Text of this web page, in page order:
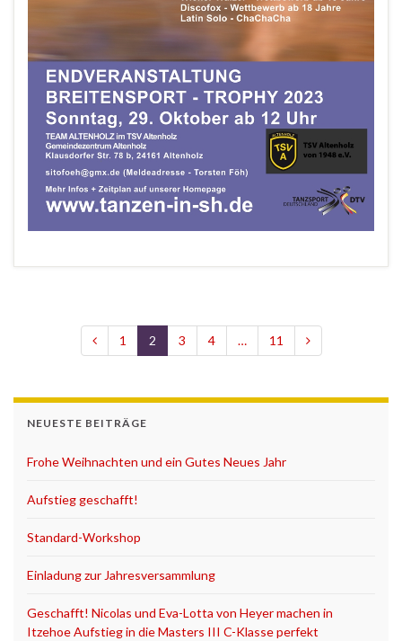
1 2 3 4 … 11
NEUESTE BEITRÄGE
Frohe Weihnachten und ein Gutes Neues Jahr
Aufstieg geschafft!
Standard-Workshop
Einladung zur Jahresversammlung
Geschafft! Nicolas und Eva-Lotta von Heyer machen in
Itzehoe Aufstieg in die Masters III C-Klasse perfekt